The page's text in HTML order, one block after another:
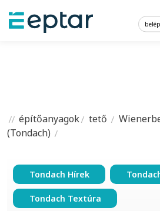
építőanyagok tető
(Tondach)
Tondach Hírek
Tondach Textúra